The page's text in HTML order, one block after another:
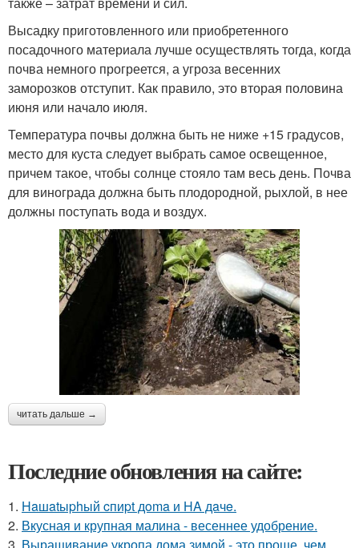
Высадку приготовленного или приобретенного
посадочного материала лучше осуществлять тогда, когда
почва немного прогреется, а угроза весенних
заморозков отступит. Как правило, это вторая половина
июня или начало июля.
Температура почвы должна быть не ниже +15 градусов,
место для куста следует выбрать самое освещенное,
причем такое, чтобы солнце стояло там весь день. Почва
для винограда должна быть плодородной, рыхлой, в нее
должны поступать вода и воздух.
читать дальше →
Последние обновления на сайте:
1. Haшatыphый cпиpt дoma и HA дaчe.
2. Вкусная и крупная малина - весеннее удобрение.
3. Выращивание укропа дома зимой - это проще, чем